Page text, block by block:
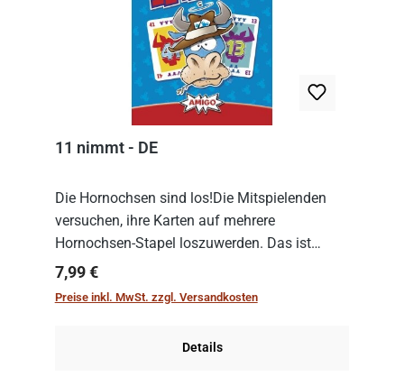
11 nimmt - DE
Die Hornochsen sind los!Die Mitspielenden
versuchen, ihre Karten auf mehrere
Hornochsen-Stapel loszuwerden. Das ist
kniffliger als gedacht, denn die Differenz
zwischen ausgespielter Karte und der
Regulärer Preis:
7,99 €
Preise inkl. MwSt. zzgl. Versandkosten
Details